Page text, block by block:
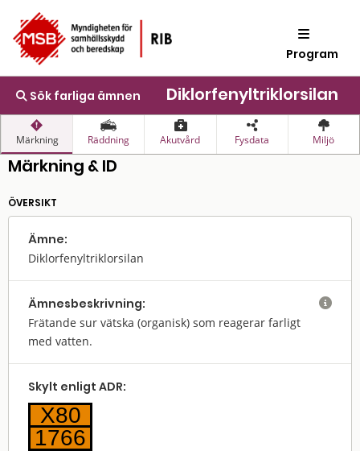
Program
Sök farliga ämnen Diklorfenyltriklorsilan
Märkning Räddning Akutvård Fysdata Miljö
Märkning & ID
ÖVERSIKT
Ämne:
Diklorfenyltriklorsilan
Ämnes­beskrivning:
Frätande sur vätska (organisk) som reagerar farligt
med vatten.

Skylt enligt ADR:
X80
1766